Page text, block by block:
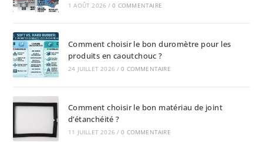
1 AOÛT 2026 / 0 COMMENTAIRE
Comment choisir le bon duromètre pour les
produits en caoutchouc ?
24 JUILLET 2026 / 0 COMMENTAIRE
Comment choisir le bon matériau de joint
d’étanchéité ?
11 JUILLET 2026 / 0 COMMENTAIRE